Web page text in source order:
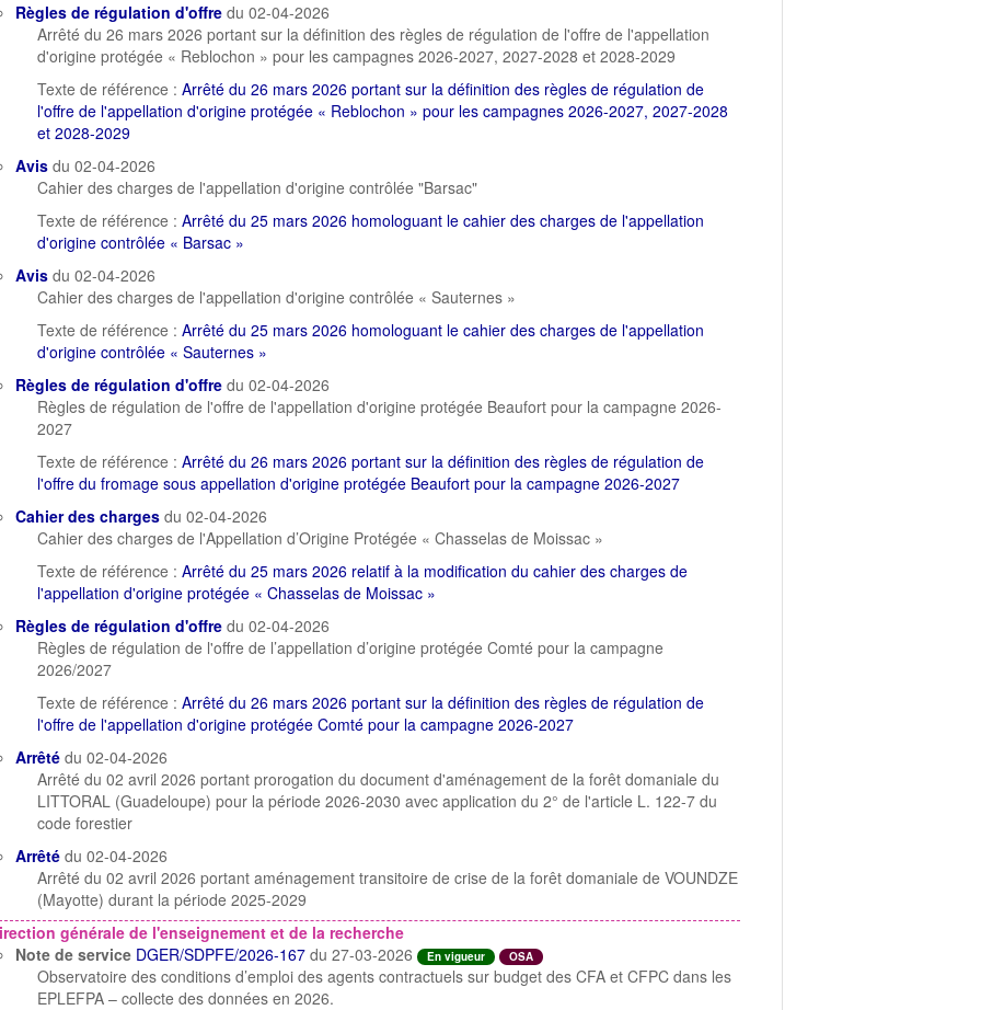
Règles de régulation d'offre du 02-04-2026
Arrêté du 26 mars 2026 portant sur la définition des règles de régulation de l'offre de l'appellation
d'origine protégée « Reblochon » pour les campagnes 2026-2027, 2027-2028 et 2028-2029
Texte de référence : Arrêté du 26 mars 2026 portant sur la définition des règles de régulation de
l'offre de l'appellation d'origine protégée « Reblochon » pour les campagnes 2026-2027, 2027-2028
et 2028-2029
Avis du 02-04-2026
Cahier des charges de l'appellation d'origine contrôlée "Barsac"
Texte de référence : Arrêté du 25 mars 2026 homologuant le cahier des charges de l'appellation
d'origine contrôlée « Barsac »
Avis du 02-04-2026
Cahier des charges de l'appellation d'origine contrôlée « Sauternes »
Texte de référence : Arrêté du 25 mars 2026 homologuant le cahier des charges de l'appellation
d'origine contrôlée « Sauternes »
Règles de régulation d'offre du 02-04-2026
Règles de régulation de l'offre de l'appellation d'origine protégée Beaufort pour la campagne 2026-
2027
Texte de référence : Arrêté du 26 mars 2026 portant sur la définition des règles de régulation de
l'offre du fromage sous appellation d'origine protégée Beaufort pour la campagne 2026-2027
Cahier des charges du 02-04-2026
Cahier des charges de l'Appellation d’Origine Protégée « Chasselas de Moissac »
Texte de référence : Arrêté du 25 mars 2026 relatif à la modification du cahier des charges de
l'appellation d'origine protégée « Chasselas de Moissac »
Règles de régulation d'offre du 02-04-2026
Règles de régulation de l'offre de l’appellation d’origine protégée Comté pour la campagne
2026/2027
Texte de référence : Arrêté du 26 mars 2026 portant sur la définition des règles de régulation de
l'offre de l'appellation d'origine protégée Comté pour la campagne 2026-2027
Arrêté du 02-04-2026
Arrêté du 02 avril 2026 portant prorogation du document d'aménagement de la forêt domaniale du
LITTORAL (Guadeloupe) pour la période 2026-2030 avec application du 2° de l'article L. 122-7 du
code forestier
Arrêté du 02-04-2026
Arrêté du 02 avril 2026 portant aménagement transitoire de crise de la forêt domaniale de VOUNDZE
(Mayotte) durant la période 2025-2029
générale de l'enseignement et de la recherche
Note de service DGER/SDPFE/2026-167 du 27-03-2026 En vigueur OSA
Observatoire des conditions d’emploi des agents contractuels sur budget des CFA et CFPC dans les
EPLEFPA – collecte des données en 2026.